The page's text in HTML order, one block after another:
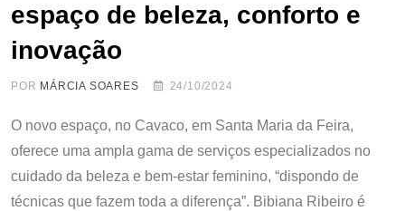
espaço de beleza, conforto e
inovação
POR MÁRCIA SOARES 24/10/2024
O novo espaço, no Cavaco, em Santa Maria da Feira,
oferece uma ampla gama de serviços especializados no
cuidado da beleza e bem-estar feminino, “dispondo de
técnicas que fazem toda a diferença”. Bibiana Ribeiro é